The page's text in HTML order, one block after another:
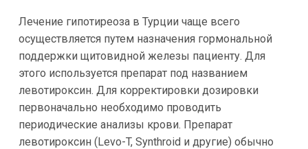
Лечение гипотиреоза в Турции чаще всего
осуществляется путем назначения гормональной
поддержки щитовидной железы пациенту. Для
этого используется препарат под названием
левотироксин. Для корректировки дозировки
первоначально необходимо проводить
периодические анализы крови. Препарат
левотироксин (Levo-T, Synthroid и другие) обычно